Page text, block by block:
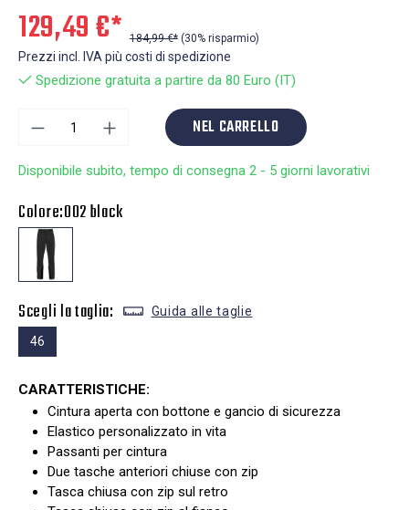
129,49 €* 184,99 €* (30% risparmio)
Prezzi incl. IVA più costi di spedizione
Spedizione gratuita a partire da 80 Euro (IT)
NEL CARRELLO
Disponibile subito, tempo di consegna 2 - 5 giorni lavorativi
Colore:002 black
Scegli la taglia: Guida alle taglie
46
CARATTERISTICHE:
Cintura aperta con bottone e gancio di sicurezza
Elastico personalizzato in vita
Passanti per cintura
Due tasche anteriori chiuse con zip
Tasca chiusa con zip sul retro